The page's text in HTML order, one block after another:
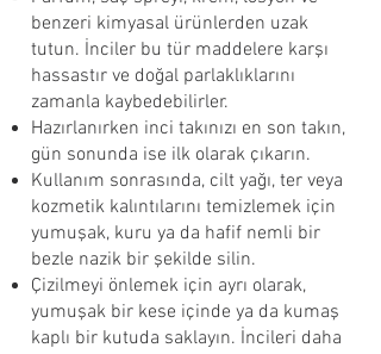
benzeri kimyasal ürünlerden uzak
tutun. İnciler bu tür maddelere karşı
hassastır ve doğal parlaklıklarını
zamanla kaybedebilirler.
Hazırlanırken inci takınızı en son takın,
gün sonunda ise ilk olarak çıkarın.
Kullanım sonrasında, cilt yağı, ter veya
kozmetik kalıntılarını temizlemek için
yumuşak, kuru ya da hafif nemli bir
bezle nazik bir şekilde silin.
Çizilmeyi önlemek için ayrı olarak,
yumuşak bir kese içinde ya da kumaş
kaplı bir kutuda saklayın. İncileri daha